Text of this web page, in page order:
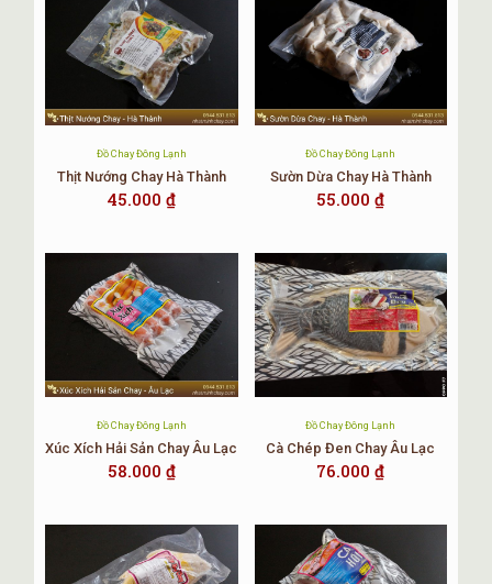
Đồ Chay Đông Lạnh
Thịt Nướng Chay Hà Thành
45.000₫
Đồ Chay Đông Lạnh
Sườn Dừa Chay Hà Thành
55.000₫
Đồ Chay Đông Lạnh
Xúc Xích Hải Sản Chay Âu Lạc
58.000 ₫
Đồ Chay Đông Lạnh
Cà Chép Đen Chay Âu Lạc
76.000₫